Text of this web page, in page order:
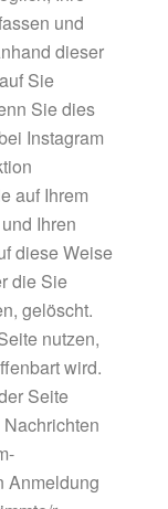
und
dieser
Sie
Sie dies
Instagram
auf Ihrem
Ihren
diese Weise
die Sie
gelöscht.
nutzen,
wird.
Seite
Anmeldung